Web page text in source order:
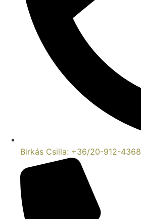
Birkás Csilla: +36/20-912-4368